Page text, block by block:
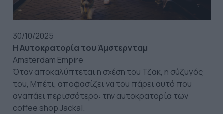
30/10/2025
Η Αυτοκρατορία του Άμστερνταμ
Amsterdam Empire
Όταν αποκαλύπτεται η σχέση του Τζακ, η σύζυγός
του, Μπέτι, αποφασίζει να του πάρει αυτό που
αγαπάει περισσότερο: την αυτοκρατορία των
coffee shop Jackal.